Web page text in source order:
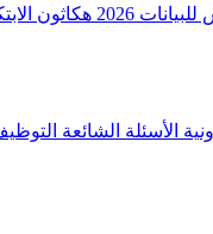
2026 هكاثون
الأسئلة الشائعة